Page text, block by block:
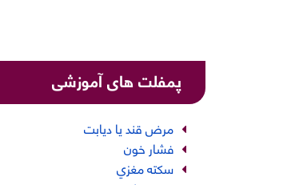
پمفلت های آموزشی
مرض قند یا دیابت
فشار خون
سكته مغزي